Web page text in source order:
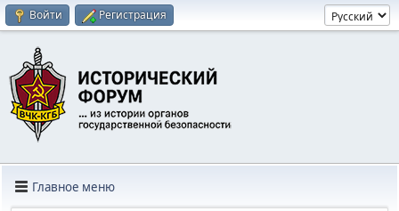
Войти Регистрация
Главное меню